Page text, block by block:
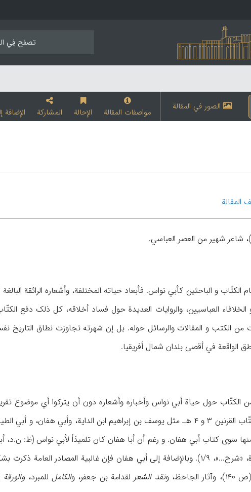
الصور في المقالة مواصفات المقالة الإحالة المشارکة
المقالة
و الباحثین کأبي نواس. فأبعاد حیاته المختلفة، وأشعاره الرائقة البالغة
العباسیین، والروایات العدیدة حول فساد أخلاقه، کل ذلک دفع
الکتب و المقالات والرسائل حوله. بل إن شهرته تجاوزت نطاق التاریخ
الواقعة في أقصی بلدان شمال أفریقیا.
بحث الکثیر من الکتّاب حول حیاة أبي نواس وأخباره وأشعاره دون أن یترکوا أي
ألفت غالبیتها من قبل کتّاب القرنین ۳ و ۴ هـ مثل یوسف بن إبراهیم ابن الدایة، وأبي
ابن الندیم، ۱۸۲)، ولم یصلنا منها سوی کتاب أبي هفان. و رغم أن أبا هفان کان تلمیذاً لأبي نواس (ظ:
عن یوسف ابن الدایة الذي کان یخطأ أحیاناً (ظ: حمزة، «شرح...»، ۱/۹). وبالإضافة إلی أبي هفان فإن
و
نقد الشعرلقدامة بن جعفر، والکامل للمبرد، والورقة